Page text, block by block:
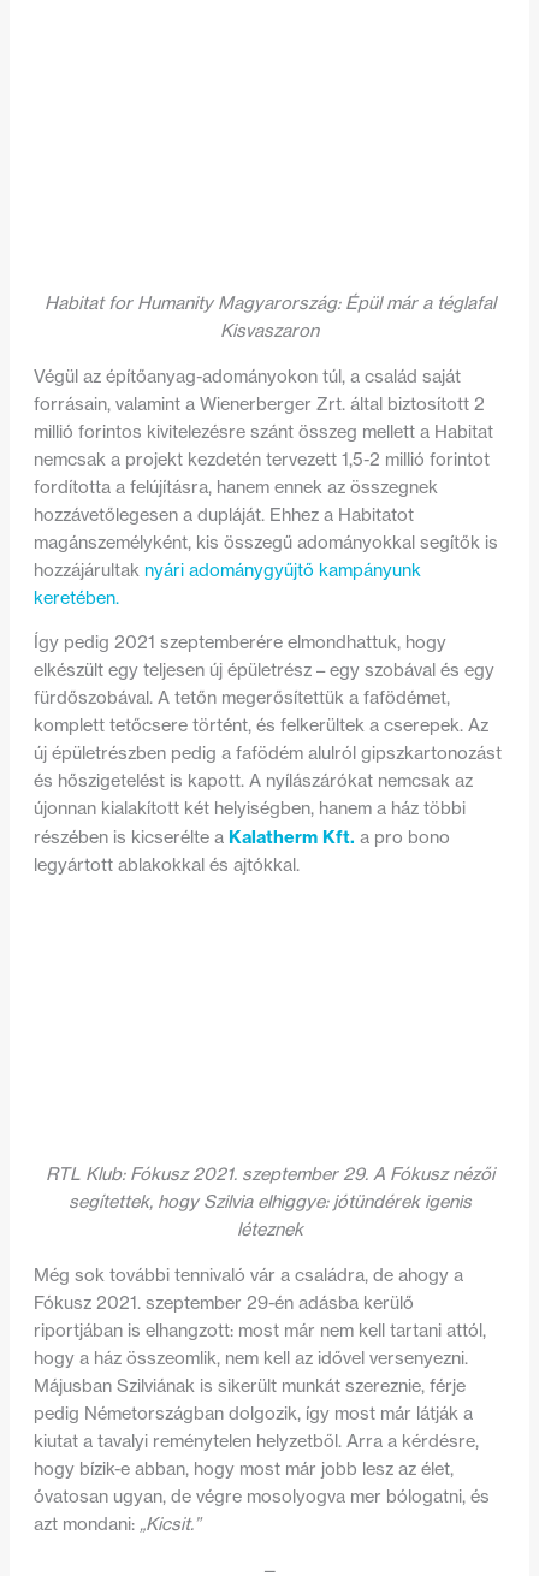
Habitat for Humanity Magyarország: Épül már a téglafal
Kisvaszaron
Végül az építőanyag-adományokon túl, a család saját
forrásain, valamint a Wienerberger Zrt. által biztosított 2
millió forintos kivitelezésre szánt összeg mellett a Habitat
nemcsak a projekt kezdetén tervezett 1,5-2 millió forintot
fordította a felújításra, hanem ennek az összegnek
hozzávetőlegesen a dupláját. Ehhez a Habitatot
magánszemélyként, kis összegű adományokkal segítők is
hozzájárultak nyári adománygyűjtő kampányunk
keretében.
Így pedig 2021 szeptemberére elmondhattuk, hogy
elkészült egy teljesen új épületrész – egy szobával és egy
fürdőszobával. A tetőn megerősítettük a fafödémet,
komplett tetőcsere történt, és felkerültek a cserepek. Az
új épületrészben pedig a fafödém alulról gipszkartonozást
és hőszigetelést is kapott. A nyílászárókat nemcsak az
újonnan kialakított két helyiségben, hanem a ház többi
részében is kicserélte a Kalatherm Kft. a pro bono
legyártott ablakokkal és ajtókkal.
RTL Klub: Fókusz 2021. szeptember 29. A Fókusz nézői
segítettek, hogy Szilvia elhiggye: jótündérek igenis
léteznek
Még sok további tennivaló vár a családra, de ahogy a
Fókusz 2021. szeptember 29-én adásba kerülő
riportjában is elhangzott: most már nem kell tartani attól,
hogy a ház összeomlik, nem kell az idővel versenyezni.
Májusban Szilviának is sikerült munkát szereznie, férje
pedig Németországban dolgozik, így most már látják a
kiutat a tavalyi reménytelen helyzetből. Arra a kérdésre,
hogy bízik-e abban, hogy most már jobb lesz az élet,
óvatosan ugyan, de végre mosolyogva mer bólogatni, és
azt mondani:„Kicsit.”
—